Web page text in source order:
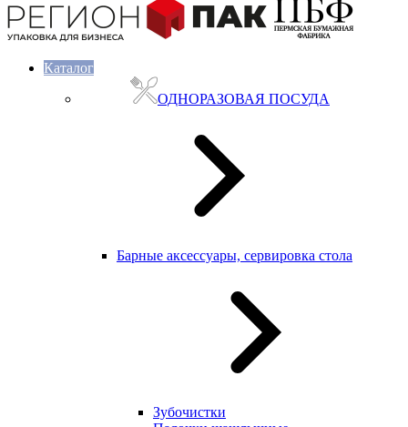
Каталог
ОДНОРАЗОВАЯ ПОСУДА
Барные аксессуары, сервировка стола
Зубочистки